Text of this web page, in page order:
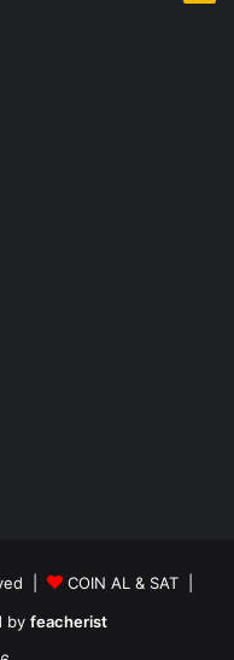
|
COIN AL & SAT |
by feacherist